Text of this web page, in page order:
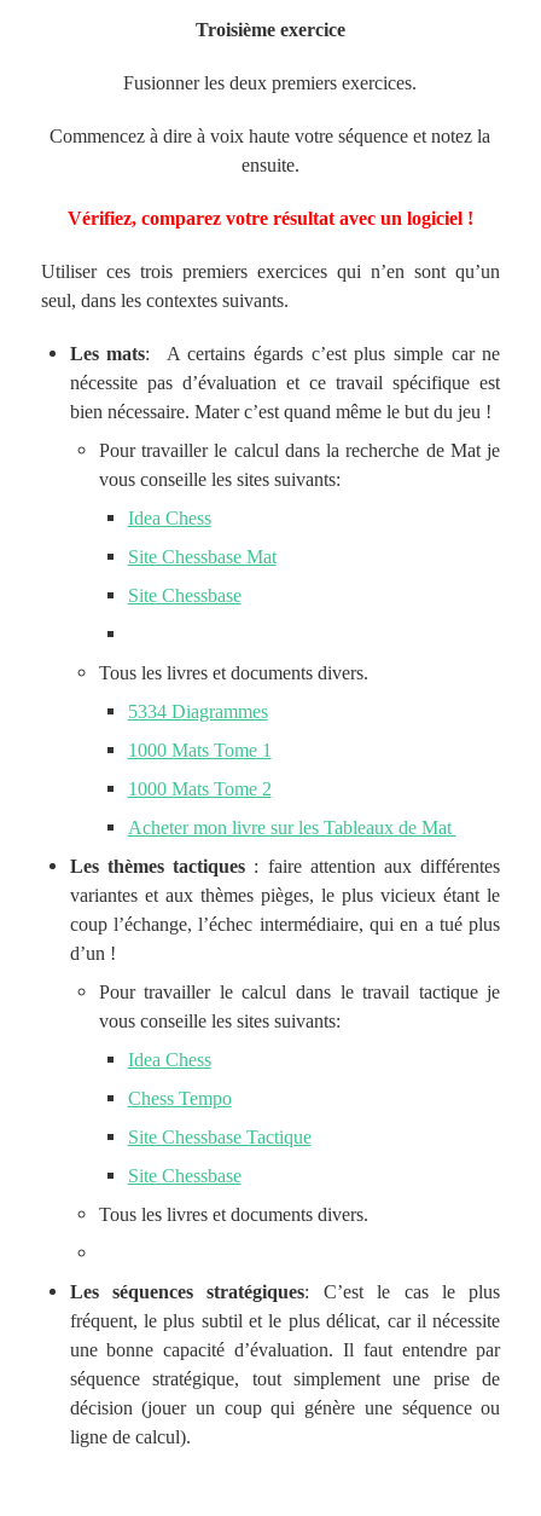
Troisième exercice
Fusionner les deux premiers exercices.
Commencez à dire à voix haute votre séquence et notez la
ensuite.
Vérifiez, comparez votre résultat avec un logiciel !
Utiliser ces trois premiers exercices qui n’en sont qu’un
seul, dans les contextes suivants.
Les mats: A certains égards c’est plus simple car ne
nécessite pas d’évaluation et ce travail spécifique est
bien nécessaire. Mater c’est quand même le but du jeu !
Pour travailler le calcul dans la recherche de Mat je
vous conseille les sites suivants:
Idea Chess
Site Chessbase Mat
Site Chessbase
Tous les livres et documents divers.
5334 Diagrammes
1000 Mats Tome 1
1000 Mats Tome 2
Acheter mon livre sur les Tableaux de Mat
Les thèmes tactiques : faire attention aux différentes
variantes et aux thèmes pièges, le plus vicieux étant le
coup l’échange, l’échec intermédiaire, qui en a tué plus
d’un !
Pour travailler le calcul dans le travail tactique je
vous conseille les sites suivants:
Idea Chess
Chess Tempo
Site Chessbase Tactique
Site Chessbase
Tous les livres et documents divers.
Les séquences stratégiques: C’est le cas le plus
fréquent, le plus subtil et le plus délicat, car il nécessite
une bonne capacité d’évaluation. Il faut entendre par
séquence stratégique, tout simplement une prise de
décision (jouer un coup qui génère une séquence ou
ligne de calcul).